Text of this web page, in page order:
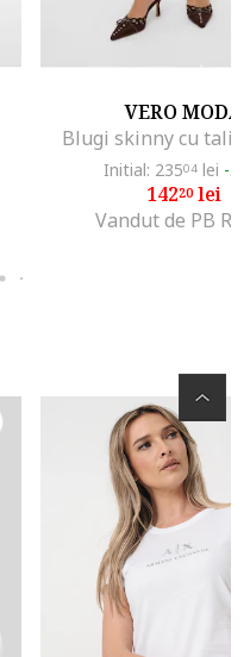
VERO MODA
Blugi skinny cu
Initial: 23504 lei -
14220lei
Vandut de PB